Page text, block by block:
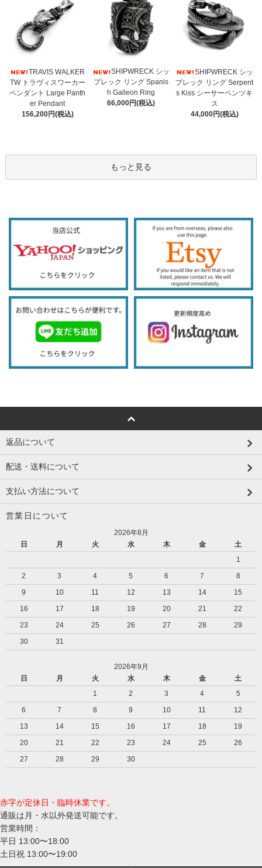
TRAVIS WALKER
TW トラヴィスワーカー
ペンダント Large Panth
er Pendant
156,200円(税込)
SHIPWRECK シッ
プレック リング Spanis
h Galleon Ring
66,000円(税込)
SHIPWRECK シッ
プレック リング Serpent
s Kiss シーサーペンツキ
ス
44,000円(税込)
もっと見る
返品について
配送・送料について
支払い方法について
営業日について
2026年8月
日
月 火 水 木 金
土
1
2
3 4 5 6 7
8
9
10 11 12 13 14
15
16
17 18 19 20 21
22
23
24 25 26 27 28
29
30
31
2026年9月
日
月 火 水 木 金
土
1
2 3 4
5
6
7 8 9 10 11
12
13
14 15 16 17 18
19
20
21 22 23 24 25
26
27
28 29 30
赤字が定休日・臨時休業です。
通販は月・水以外発送可能です。
営業時間：
平日 13:00〜18:00
土日祝 13:00〜19:00